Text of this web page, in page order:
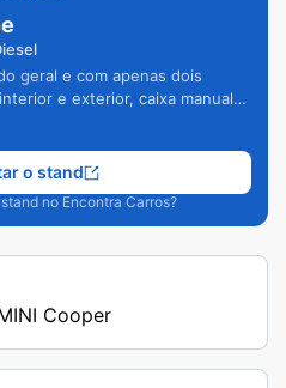
geral e com apenas dois
e exterior, caixa manual
no Encontra Carros?
o stand
Cooper